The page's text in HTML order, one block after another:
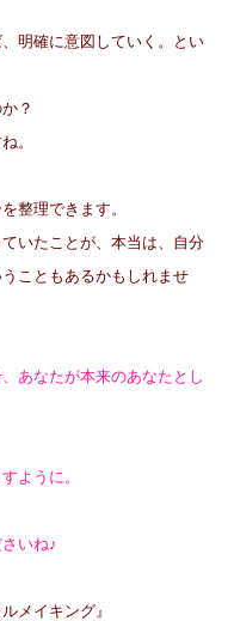
明確に意図していく。とい
？
。
整理できます。
いたことが、本当は、自分
こともあるかもしれませ
あなたが本来のあなたとし
ように。
いね♪
メイキング』